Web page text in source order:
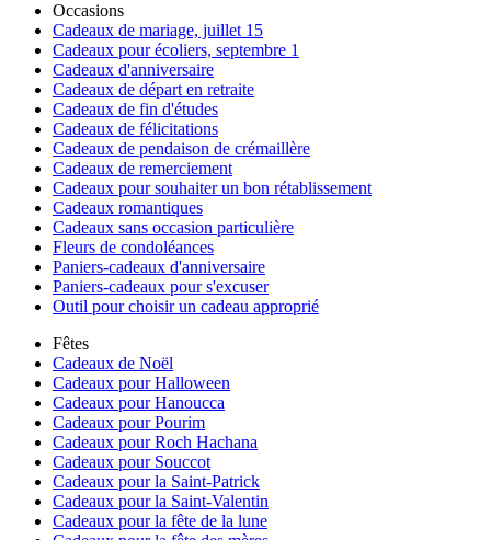
Occasions
Cadeaux de mariage, juillet 15
Cadeaux pour écoliers, septembre 1
Cadeaux d'anniversaire
Cadeaux de départ en retraite
Cadeaux de fin d'études
Cadeaux de félicitations
Cadeaux de pendaison de crémaillère
Cadeaux de remerciement
Cadeaux pour souhaiter un bon rétablissement
Cadeaux romantiques
Cadeaux sans occasion particulière
Fleurs de condoléances
Paniers-cadeaux d'anniversaire
Paniers-cadeaux pour s'excuser
Outil pour choisir un cadeau approprié
Fêtes
Cadeaux de Noël
Cadeaux pour Halloween
Cadeaux pour Hanoucca
Cadeaux pour Pourim
Cadeaux pour Roch Hachana
Cadeaux pour Souccot
Cadeaux pour la Saint-Patrick
Cadeaux pour la Saint-Valentin
Cadeaux pour la fête de la lune